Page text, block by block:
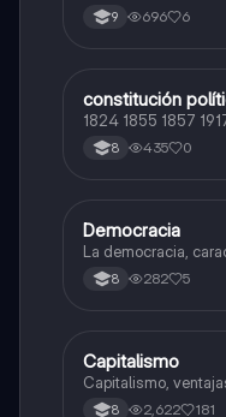
9 696 6
Economía y Política
constitución
1824 1855 1857
8 435 0
Sociales/Historia
Democracia
La democracia,
8 282 5
Sociales/Historia
Capitalismo
Capitalismo,
8 2,622 181